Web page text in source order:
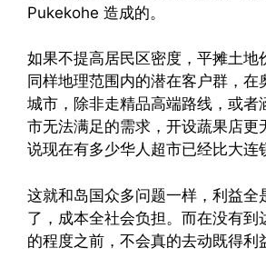
Pukekohe 造成的。
如果不提高居民区密度，平摊土地
同样地理范围内的潜在客户群，在
城市，除非走精品高端路线，或者
市无法满足的需求，开设蔬果店更
说现在有多少华人超市已经比大连
这就和岛国众多问题一样，利益全
了，成本全社会负担。而在没有到
的程度之前，不会真的去动既得利